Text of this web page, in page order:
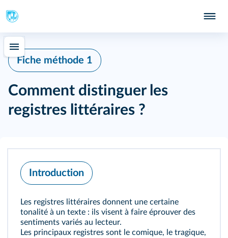
Fiche méthode 1
Comment distinguer les
registres littéraires ?
Introduction
Les registres littéraires donnent une certaine
tonalité à un texte : ils visent à faire éprouver des
sentiments variés au lecteur.
Les principaux registres sont le comique, le tragique,